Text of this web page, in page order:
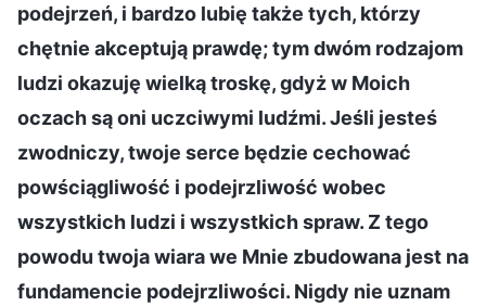
podejrzeń, i bardzo lubię także tych, którzy
chętnie akceptują prawdę; tym dwóm rodzajom
ludzi okazuję wielką troskę, gdyż w Moich
oczach są oni uczciwymi ludźmi. Jeśli jesteś
zwodniczy, twoje serce będzie cechować
powściągliwość i podejrzliwość wobec
wszystkich ludzi i wszystkich spraw. Z tego
powodu twoja wiara we Mnie zbudowana jest na
fundamencie podejrzliwości. Nigdy nie uznam